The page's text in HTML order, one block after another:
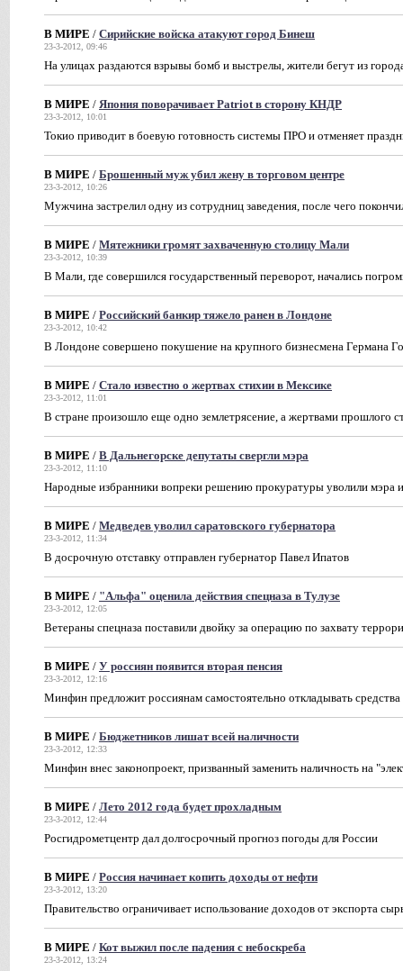
В МИРЕ / Сирийские войска атакуют город Бинеш
23-3-2012, 09:46
На улицах раздаются взрывы бомб и выстрелы, жители бегут из
В МИРЕ / Япония поворачивает Patriot в сторону КНДР
23-3-2012, 10:01
Токио приводит в боевую готовность системы ПРО и отменяет
В МИРЕ / Брошенный муж убил жену в торговом центре
23-3-2012, 10:26
Мужчина застрелил одну из сотрудниц заведения, после чего
В МИРЕ / Мятежники громят захваченную столицу Мали
23-3-2012, 10:39
В Мали, где совершился государственный переворот, начались
В МИРЕ / Российский банкир тяжело ранен в Лондоне
23-3-2012, 10:42
В Лондоне совершено покушение на крупного бизнесмена Германа
В МИРЕ / Стало известно о жертвах стихии в Мексике
23-3-2012, 11:01
В стране произошло еще одно землетрясение, а жертвами прошлого
В МИРЕ / В Дальнегорске депутаты свергли мэра
23-3-2012, 11:10
Народные избранники вопреки решению прокуратуры уволили мэра и
В МИРЕ / Медведев уволил саратовского губернатора
23-3-2012, 11:34
В досрочную отставку отправлен губернатор Павел Ипатов
В МИРЕ / "Альфа" оценила действия спецназа в Тулузе
23-3-2012, 12:05
Ветераны спецназа поставили двойку за операцию по захвату
В МИРЕ / У россиян появится вторая пенсия
23-3-2012, 12:16
Минфин предложит россиянам самостоятельно откладывать средства
В МИРЕ / Бюджетников лишат всей наличности
23-3-2012, 12:33
Минфин внес законопроект, призванный заменить наличность на
В МИРЕ / Лето 2012 года будет прохладным
23-3-2012, 12:44
Росгидрометцентр дал долгосрочный прогноз погоды для России
В МИРЕ / Россия начинает копить доходы от нефти
23-3-2012, 13:20
Правительство ограничивает использование доходов от экспорта
В МИРЕ / Кот выжил после падения с небоскреба
23-3-2012, 13:24